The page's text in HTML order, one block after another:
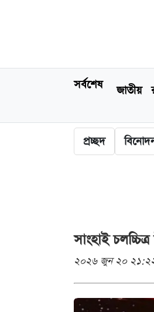
সর্বশেষ জাতীয়
প্রচ্ছদ
সাংহাই
২০২৬ জুন ২০